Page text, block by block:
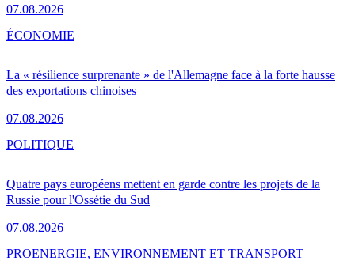
07.08.2026
La « résilience surprenante » de l'Allemagne face à la forte hausse
des exportations chinoises
07.08.2026
ÉCONOMIE
Quatre pays européens mettent en garde contre les projets de la
Russie pour l'Ossétie du Sud
07.08.2026
POLITIQUE
PROENERGIE, ENVIRONNEMENT ET TRANSPORT